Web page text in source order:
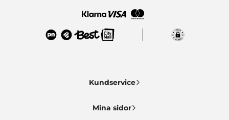
Kundservice
Mina sidor